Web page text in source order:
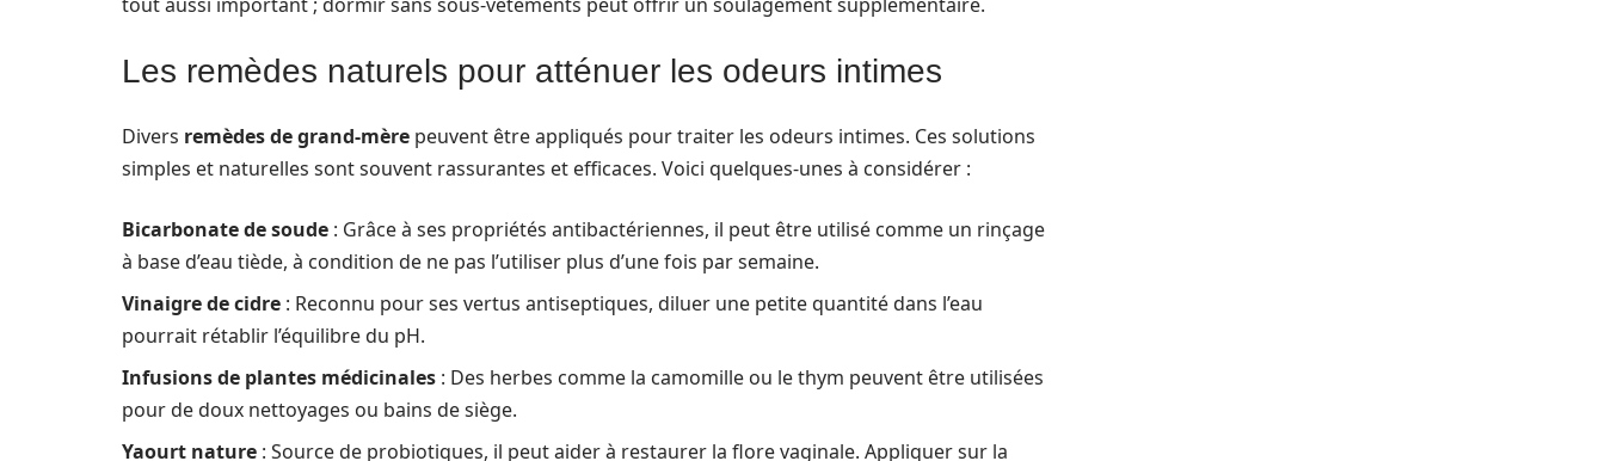
Les remèdes naturels pour atténuer les odeurs intimes
Divers remèdes de grand-mère peuvent être appliqués pour traiter les odeurs intimes. Ces solutions
simples et naturelles sont souvent rassurantes et efficaces. Voici quelques-unes à considérer :
Bicarbonate de soude : Grâce à ses propriétés antibactériennes, il peut être utilisé comme un rinçage
à base d’eau tiède, à condition de ne pas l’utiliser plus d’une fois par semaine.
Vinaigre de cidre : Reconnu pour ses vertus antiseptiques, diluer une petite quantité dans l’eau
pourrait rétablir l’équilibre du pH.
Infusions de plantes médicinales : Des herbes comme la camomille ou le thym peuvent être utilisées
pour de doux nettoyages ou bains de siège.
Yaourt nature : Source de probiotiques, il peut aider à restaurer la flore vaginale. Appliquer sur la